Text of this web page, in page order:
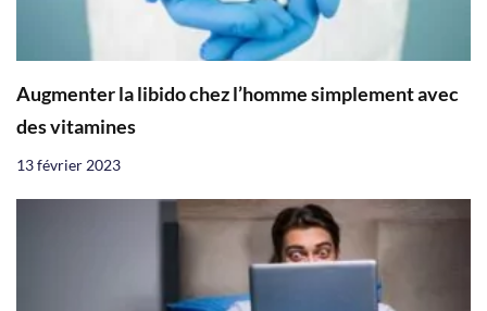
Augmenter la libido chez l’homme simplement avec
des vitamines
13 février 2023